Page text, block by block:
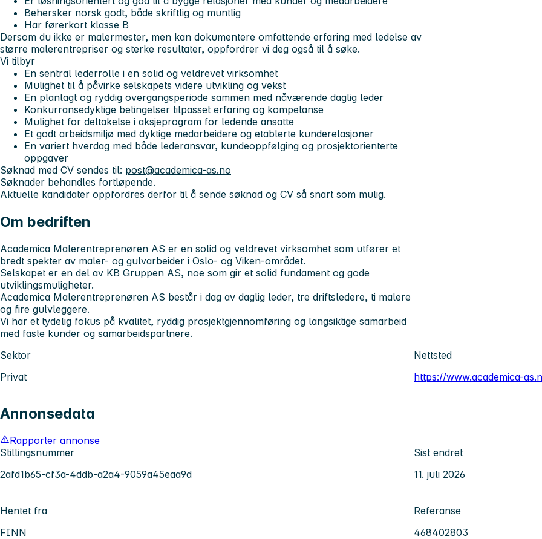
Behersker norsk godt, både skriftlig og muntlig
Har førerkort klasse B
Dersom du ikke er malermester, men kan dokumentere omfattende erfaring med ledelse av
større malerentrepriser og sterke resultater, oppfordrer vi deg også til å søke.
Vi tilbyr
En sentral lederrolle i en solid og veldrevet virksomhet
Mulighet til å påvirke selskapets videre utvikling og vekst
En planlagt og ryddig overgangsperiode sammen med nåværende daglig leder
Konkurransedyktige betingelser tilpasset erfaring og kompetanse
Mulighet for deltakelse i aksjeprogram for ledende ansatte
Et godt arbeidsmiljø med dyktige medarbeidere og etablerte kunderelasjoner
En variert hverdag med både lederansvar, kundeoppfølging og prosjektorienterte
oppgaver
Søknad med CV sendes til: post@academica-as.no
Søknader behandles fortløpende.
Aktuelle kandidater oppfordres derfor til å sende søknad og CV så snart som mulig.
Om bedriften
Academica Malerentreprenøren AS er en solid og veldrevet virksomhet som utfører et
bredt spekter av maler- og gulvarbeider i Oslo- og Viken-området.
Selskapet er en del av KB Gruppen AS, noe som gir et solid fundament og gode
utviklingsmuligheter.
Academica Malerentreprenøren AS består i dag av daglig leder, tre driftsledere, ti malere
og fire gulvleggere.
Vi har et tydelig fokus på kvalitet, ryddig prosjektgjennomføring og langsiktige samarbeid
med faste kunder og samarbeidspartnere.
Sektor
Privat
Nettsted
https://www.academica-
Annonsedata
Rapporter annonse
Stillingsnummer
2afd1b65-cf3a-4ddb-a2a4-9059a45eaa9d
Sist endret
11. juli 2026
Hentet fra
FINN
Referanse
468402803